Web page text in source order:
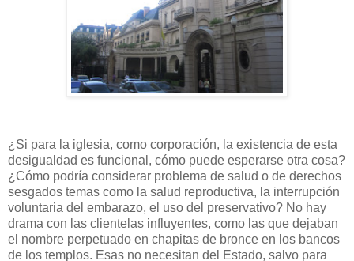
¿Si para la iglesia, como corporación, la existencia de esta
desigualdad es funcional, cómo puede esperarse otra cosa?
¿Cómo podría considerar problema de salud o de derechos
sesgados temas como la salud reproductiva, la interrupción
voluntaria del embarazo, el uso del preservativo? No hay
drama con las clientelas influyentes, como las que dejaban
el nombre perpetuado en chapitas de bronce en los bancos
de los templos. Esas no necesitan del Estado, salvo para